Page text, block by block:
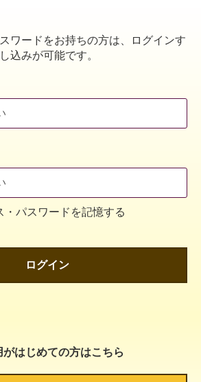
ワードをお持ちの方は、ログインす
込みが可能です。
・パスワードを記憶する
ログイン
がはじめての方はこちら